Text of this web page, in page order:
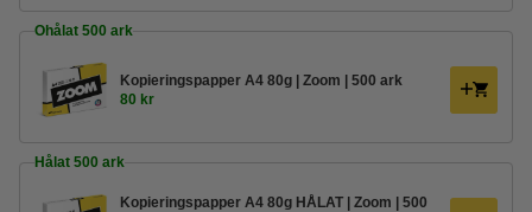
Ohålat 500 ark
Kopieringspapper A4 80g | Zoom | 500 ark
80 kr
Hålat 500 ark
Kopieringspapper A4 80g HÅLAT | Zoom | 500